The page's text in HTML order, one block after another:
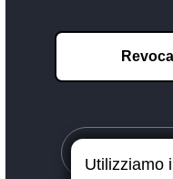
Utilizziamo